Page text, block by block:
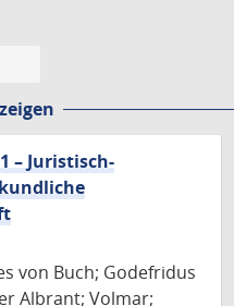
– Juristisch-
von Buch; Godefridus
Albrant; Volmar;